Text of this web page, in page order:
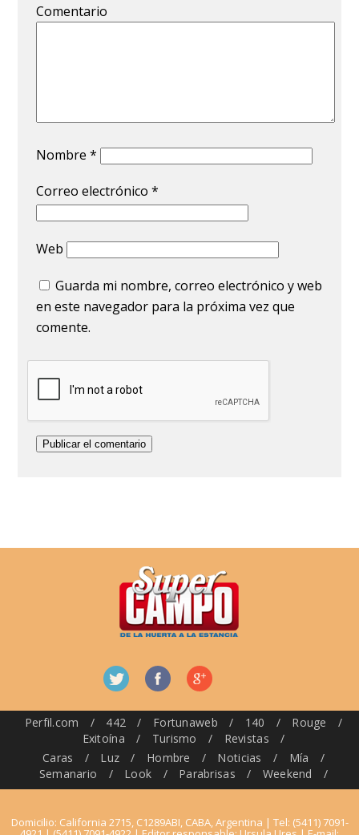
Comentario
Nombre*
Correo electrónico*
Web
Guarda mi nombre, correo electrónico y web
en este navegador para la próxima vez que
comente.
Perfil.com / 442 / Fortunaweb / 140 / Rouge
/
Exitoína
/ Turismo / Revistas
/
Caras
/ Luz / Hombre / Noticias / Mía
/
Semanario
/ Look / Parabrisas / Weekend /
Domicilio: California 2715, C1289ABI, CABA, Argentina | Tel: (5411) 7091-